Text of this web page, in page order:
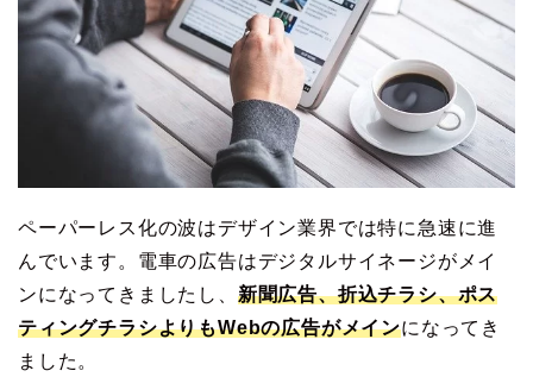
ペーパーレス化の波はデザイン業界では特に急速に進
んでいます。電車の広告はデジタルサイネージがメイ
ンになってきましたし、 新聞広告、折込チラシ、ポス
ティングチラシよりもWebの広告がメインになってき
ました。